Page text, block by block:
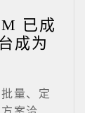
已成
成为
量、定